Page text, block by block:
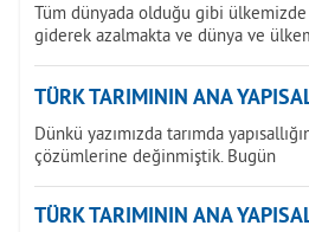
Tüm dünyada olduğu gibi ülkemizde
giderek azalmakta ve dünya ve
TÜRK TARIMININ ANA
Dünkü yazımızda tarımda
çözümlerine değinmiştik. Bugün
TÜRK TARIMININ ANA